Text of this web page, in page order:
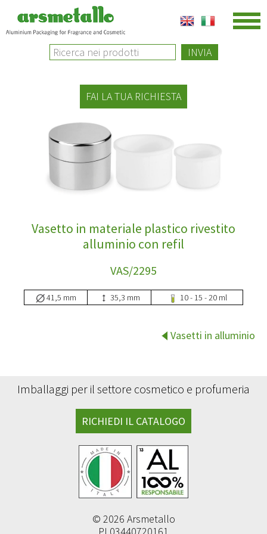
INVIA
FAI LA TUA RICHIESTA
Vasetto in materiale plastico rivestito
alluminio con refil
VAS/2295
41,5 mm 35,3 mm 10 - 15 - 20 ml
Vasetti in alluminio
© 2026 Arsmetallo
PI 03440720161
Imballaggi per il settore cosmetico e profumeria
RICHIEDI IL CATALOGO